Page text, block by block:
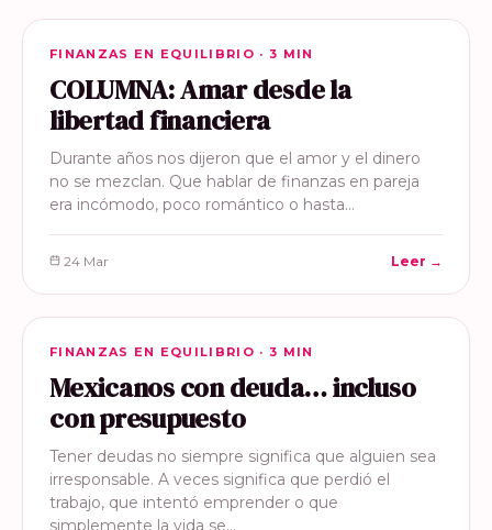
FINANZAS EN EQUILIBRIO
FINANZAS EN EQUILIBRIO · 3 MIN
COLUMNA: Amar desde la
libertad financiera
Durante años nos dijeron que el amor y el dinero
no se mezclan. Que hablar de finanzas en pareja
era incómodo, poco romántico o hasta…
24 Mar Leer →
FINANZAS EN EQUILIBRIO
FINANZAS EN EQUILIBRIO · 3 MIN
Mexicanos con deuda… incluso
con presupuesto
Tener deudas no siempre significa que alguien sea
irresponsable. A veces significa que perdió el
trabajo, que intentó emprender o que
simplemente la vida se…